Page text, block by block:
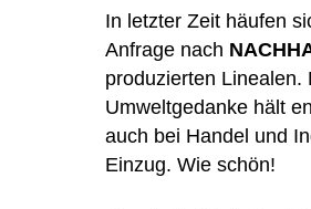
In letzter Zeit häufen
Anfrage nach
produzierten Linealen.
Umweltgedanke hält
auch bei Handel und
Einzug. Wie schön!